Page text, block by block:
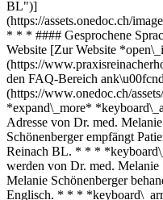
BL")]
(https://assets.onedoc.ch/
* * * #### Gesprochene
Website [Zur Website
(https://
den FAQ-Bereich
(https://www.onedoc.ch/
*expand\_more*
Adresse von Dr. med.
Schönenberger empfängt
Reinach BL. * * *
werden von Dr. med. Melanie
Melanie Schönenberger
Englisch. * * *